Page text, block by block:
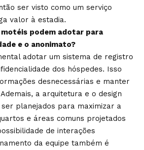
ser visto como um serviço
valor à estadia.
motéis podem adotar para
e o anonimato?
adotar um sistema de registro
dos hóspedes. Isso
desnecessárias e manter
a arquitetura e o design
planejados para maximizar a
e áreas comuns projetados
de interações
da equipe também é